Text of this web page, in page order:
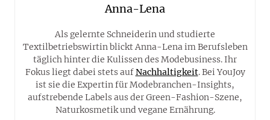
Anna-Lena
Als gelernte Schneiderin und studierte
Textilbetriebswirtin blickt Anna-Lena im Berufsleben
täglich hinter die Kulissen des Modebusiness. Ihr
Fokus liegt dabei stets aufNachhaltigkeit. Bei YouJoy
ist sie die Expertin für Modebranchen-Insights,
aufstrebende Labels aus der Green-Fashion-Szene,
Naturkosmetik und vegane Ernährung.